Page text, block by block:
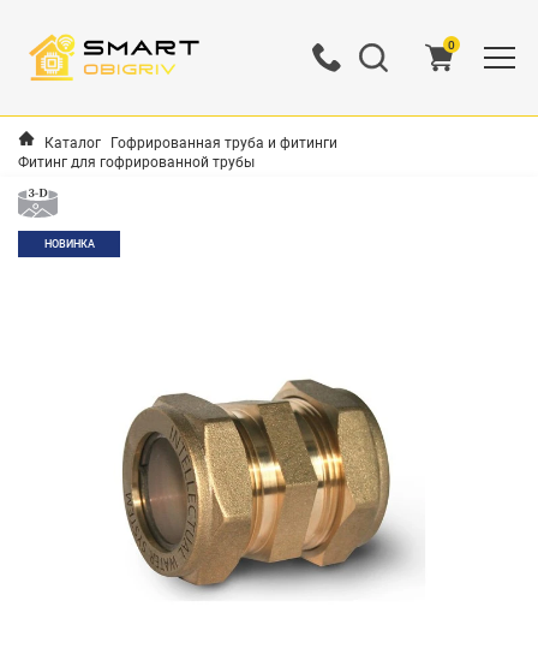
0
Каталог Гофрированная труба и фитинги
Фитинг для гофрированной трубы
НОВИНКА